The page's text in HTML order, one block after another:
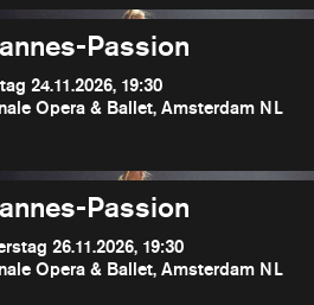
Passion
24.11.2026, 19:30
Opera & Ballet, Amsterdam NL
Passion
26.11.2026, 19:30
Opera & Ballet, Amsterdam NL